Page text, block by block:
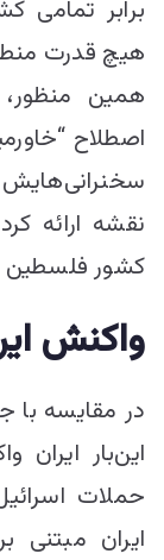
برابر تمامی
هیچ قدرت
همین
اصطلاح
نقشه ارائه
کشور فلسطین
واکنش
در مقایسه با
این‌بار
حملات
ایران